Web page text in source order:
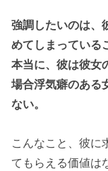
強調したいのは、
めてしまっている
本当に、彼は彼女
場合浮気癖のある
ない。
こんなこと、彼に
てもらえる価値は